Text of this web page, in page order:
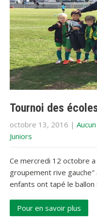
Tournoi des
octobre 13, 2016 |
Juniors
Ce mercredi 12 octobre
groupement rive gauche"
enfants ont tapé le ballon
Pour en savoir plus